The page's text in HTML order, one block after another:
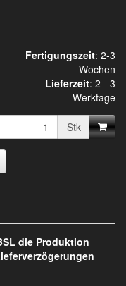
Fertigungszeit: 2-3
Wochen
Lieferzeit: 2 - 3
Werktage
Stk
die Produktion